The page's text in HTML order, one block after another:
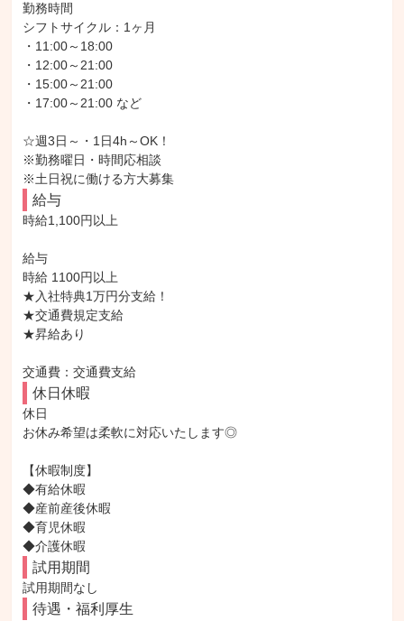
勤務時間
シフトサイクル：1ヶ月
・11:00～18:00
・12:00～21:00
・15:00～21:00
・17:00～21:00 など
☆週3日～・1日4h～OK！
※勤務曜日・時間応相談
※土日祝に働ける方大募集
給与
時給1,100円以上
給与
時給 1100円以上
★入社特典1万円分支給！
★交通費規定支給
★昇給あり
交通費：交通費支給
休日休暇
休日
お休み希望は柔軟に対応いたします◎
【休暇制度】
◆有給休暇
◆産前産後休暇
◆育児休暇
◆介護休暇
試用期間
試用期間なし
待遇・福利厚生